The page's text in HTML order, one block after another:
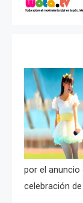
por el anuncio
celebración de